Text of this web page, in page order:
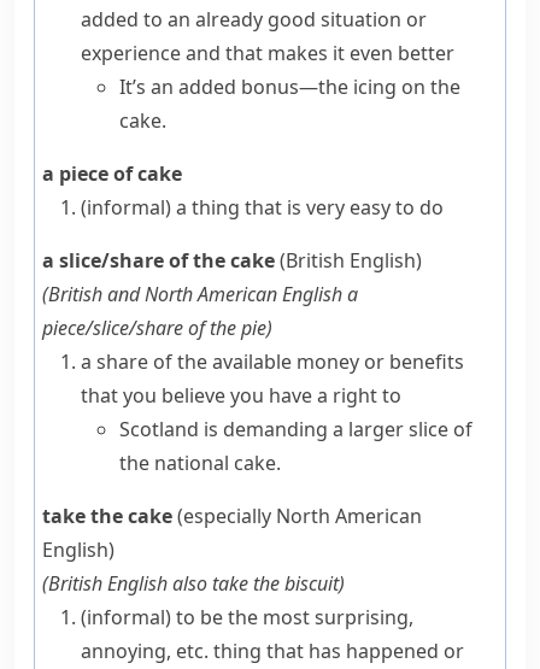
added to an already good situation or
experience and that makes it even better
It’s an added bonus—the icing on the
cake.
a piece of cake
(informal)a thing that is very easy to do
a slice/share of the cake(British English)
(British and North American Englisha
piece/slice/share of the pie)
a share of the available money or benefits
that you believe you have a right to
Scotland is demanding a larger slice of
the national cake.
take the cake(especially North American
English)
(British English also take the biscuit)
(informal)to be the most surprising,
annoying, etc. thing that has happened or